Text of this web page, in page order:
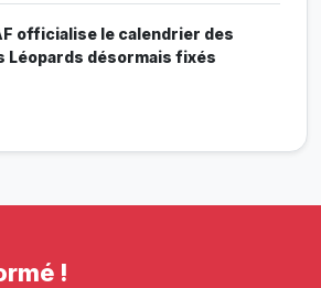
officialise le calendrier des
Léopards désormais fixés
!